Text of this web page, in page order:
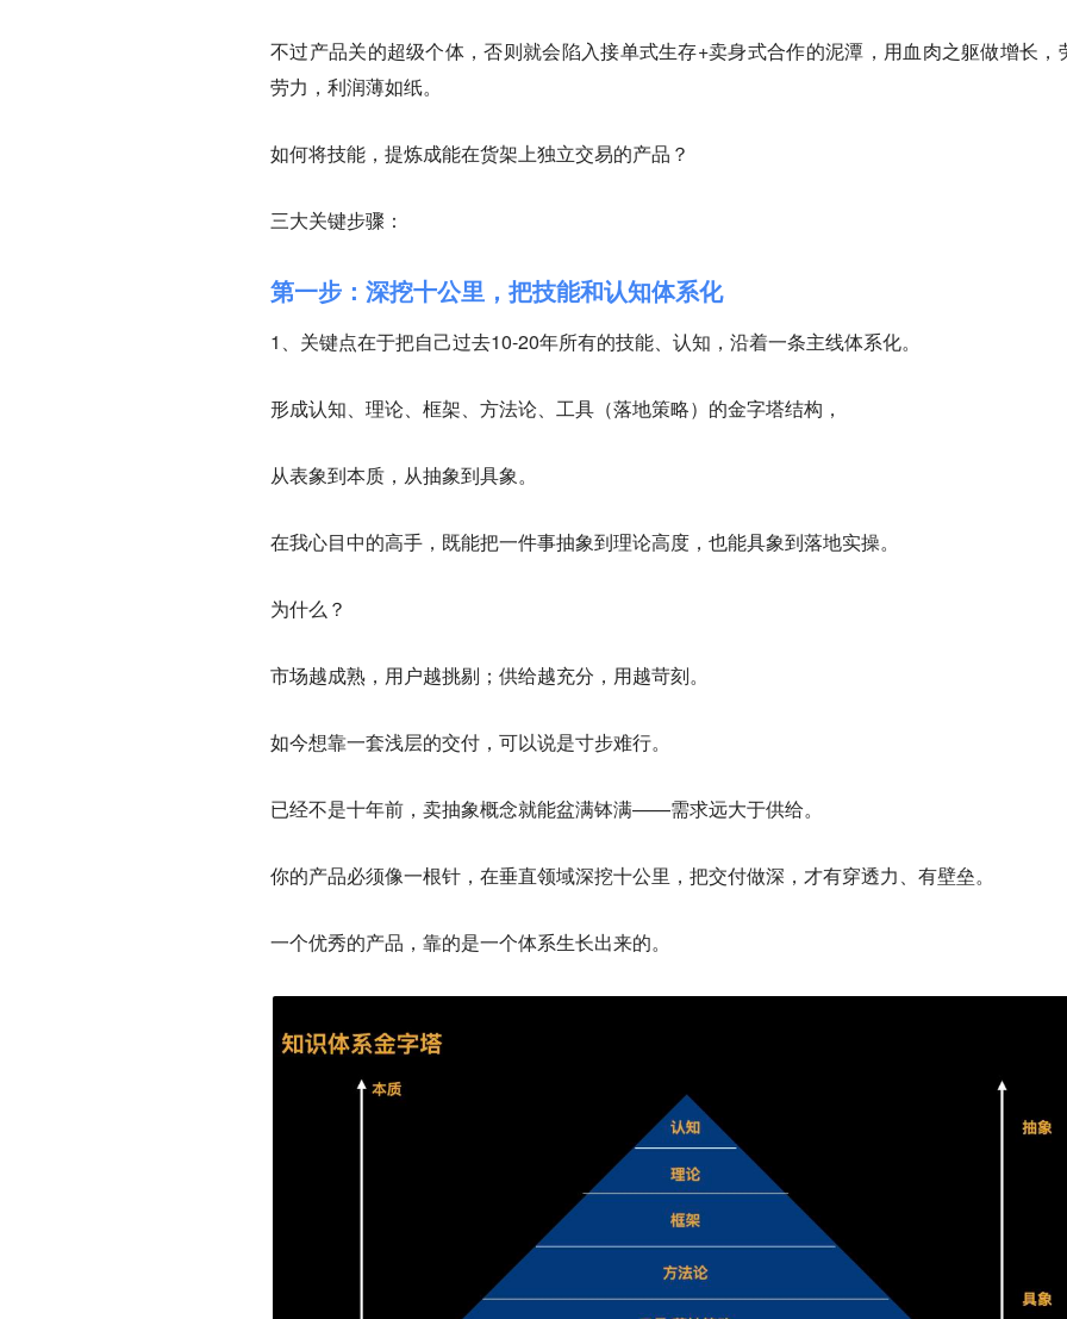
不过产品关的超级个体，否则就会陷入接单式生存+卖身式合作的泥潭，用血肉之躯做增长，
劳力，利润薄如纸。
如何将技能，提炼成能在货架上独立交易的产品？
三大关键步骤：
第一步：深挖十公里，把技能和认知体系化
1、关键点在于把自己过去10-20年所有的技能、认知，沿着一条主线体系化。
形成认知、理论、框架、方法论、工具（落地策略）的金字塔结构，
从表象到本质，从抽象到具象。
在我心目中的高手，既能把一件事抽象到理论高度，也能具象到落地实操。
为什么？
市场越成熟，用户越挑剔；供给越充分，用越苛刻。
如今想靠一套浅层的交付，可以说是寸步难行。
已经不是十年前，卖抽象概念就能盆满钵满——需求远大于供给。
你的产品必须像一根针，在垂直领域深挖十公里，把交付做深，才有穿透力、有壁垒。
一个优秀的产品，靠的是一个体系生长出来的。